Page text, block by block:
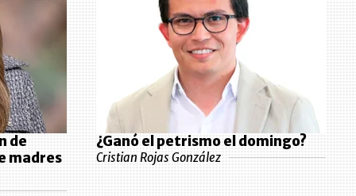
de
madres
¿Ganó el petrismo el domingo?
Cristian Rojas González